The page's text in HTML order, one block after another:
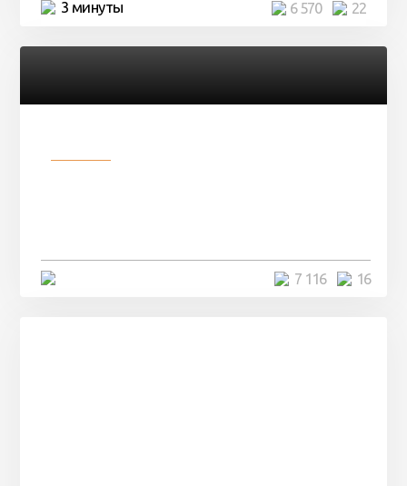
3 минуты 22
6 570
16
7 116